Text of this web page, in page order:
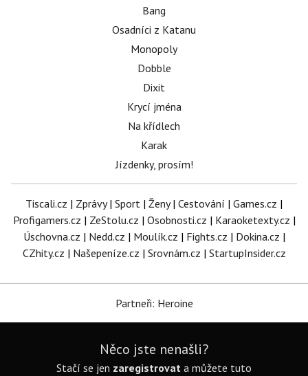
Bang
Osadníci z Katanu
Monopoly
Dobble
Dixit
Krycí jména
Na křídlech
Karak
Jízdenky, prosím!
Tiscali.cz | Zprávy| Sport | Ženy| Cestování | Games.cz |
Profigamers.cz | ZeStolu.cz | Osobnosti.cz | Karaoketexty.cz |
Úschovna.cz | Nedd.cz | Moulík.cz | Fights.cz | Dokina.cz |
CZhity.cz | Našepeníze.cz | Srovnám.cz | StartupInsider.cz
Partneři: Heroine
Něco jste nenašli?
Stačí se jen zaregistrovat a můžete tuto